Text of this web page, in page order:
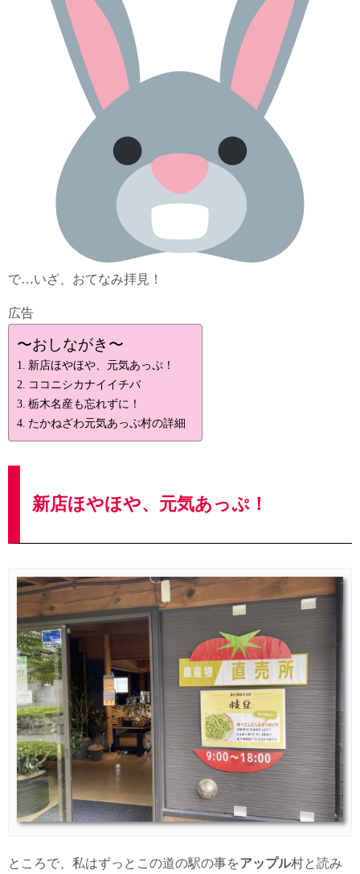
で…いざ、おてなみ拝見！
広告
〜おしながき〜
新店ほやほや、元気あっぷ！
ココニシカナイイチバ
栃木名産も忘れずに！
たかねざわ元気あっぷ村の詳細
新店ほやほや、元気あっぷ！
ところで、私はずっとこの道の駅の事をアップル村と読み